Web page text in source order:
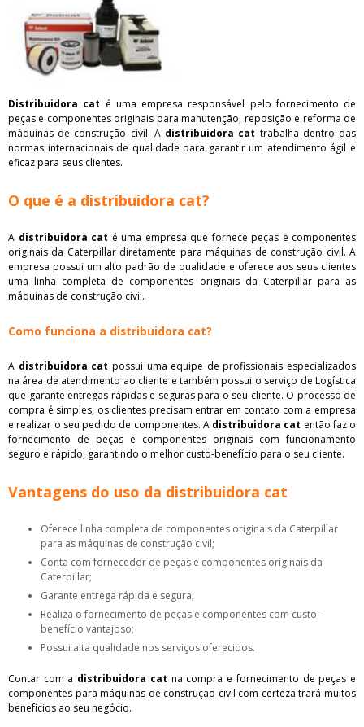
Distribuidora cat é uma empresa responsável pelo fornecimento de
peças e componentes originais para manutenção, reposição e reforma de
máquinas de construção civil. A distribuidora cat trabalha dentro das
normas internacionais de qualidade para garantir um atendimento ágil e
eficaz para seus clientes.
O que é a distribuidora cat?
A distribuidora cat é uma empresa que fornece peças e componentes
originais da Caterpillar diretamente para máquinas de construção civil. A
empresa possui um alto padrão de qualidade e oferece aos seus clientes
uma linha completa de componentes originais da Caterpillar para as
máquinas de construção civil.
Como funciona a distribuidora cat?
A distribuidora cat possui uma equipe de profissionais especializados
na área de atendimento ao cliente e também possui o serviço de Logística
que garante entregas rápidas e seguras para o seu cliente. O processo de
compra é simples, os clientes precisam entrar em contato com a empresa
e realizar o seu pedido de componentes. A distribuidora cat então faz o
fornecimento de peças e componentes originais com funcionamento
seguro e rápido, garantindo o melhor custo-benefício para o seu cliente.
Vantagens do uso da distribuidora cat
Oferece linha completa de componentes originais da Caterpillar
para as máquinas de construção civil;
Conta com fornecedor de peças e componentes originais da
Caterpillar;
Garante entrega rápida e segura;
Realiza o fornecimento de peças e componentes com custo-
benefício vantajoso;
Possui alta qualidade nos serviços oferecidos.
Contar com a distribuidora cat na compra e fornecimento de peças e
componentes para máquinas de construção civil com certeza trará muitos
benefícios ao seu negócio.